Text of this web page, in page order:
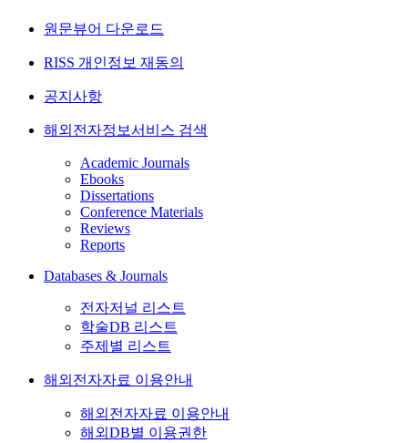
원문뷰어 다운로드
RISS 개인정보 재동의
공지사항
해외전자정보서비스 검색
Academic Journals
Ebooks
Dissertations
Conference Materials
Reviews
Reports
Databases & Journals
전자저널 리스트
학술DB 리스트
주제별 리스트
해외전자자료 이용안내
해외전자자료 이용안내
해외DB별 이용권한